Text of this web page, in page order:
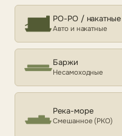
РО-РО / накатные
Авто и накатные
Баржи
Несамоходные
Река-море
Смешанное (РКО)